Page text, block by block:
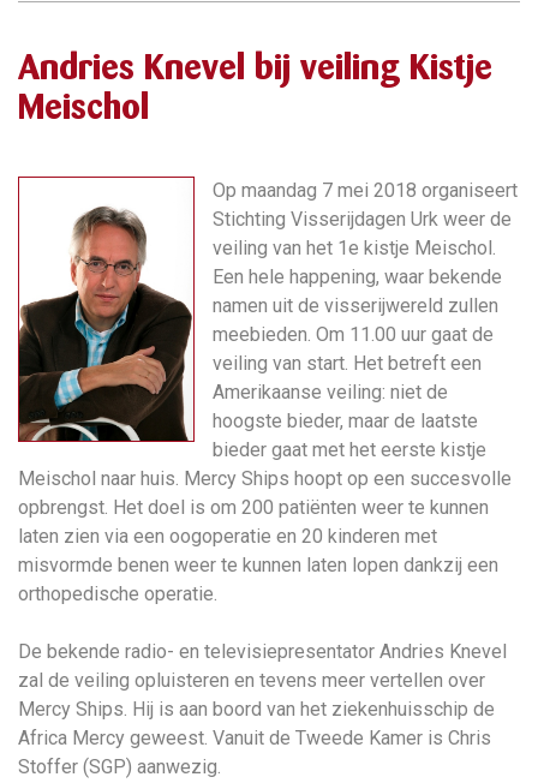
Andries Knevel bij veiling Kistje
Meischol
Op maandag 7 mei 2018 organiseert
Stichting Visserijdagen Urk weer de
veiling van het 1e kistje Meischol.
Een hele happening, waar bekende
namen uit de visserijwereld zullen
meebieden. Om 11.00 uur gaat de
veiling van start. Het betreft een
Amerikaanse veiling: niet de
hoogste bieder, maar de laatste
bieder gaat met het eerste kistje
Meischol naar huis. Mercy Ships hoopt op een succesvolle
opbrengst. Het doel is om 200 patiënten weer te kunnen
laten zien via een oogoperatie en 20 kinderen met
misvormde benen weer te kunnen laten lopen dankzij een
orthopedische operatie.
De bekende radio- en televisiepresentator Andries Knevel
zal de veiling opluisteren en tevens meer vertellen over
Mercy Ships. Hij is aan boord van het ziekenhuisschip de
Africa Mercy geweest. Vanuit de Tweede Kamer is Chris
Stoffer (SGP) aanwezig.